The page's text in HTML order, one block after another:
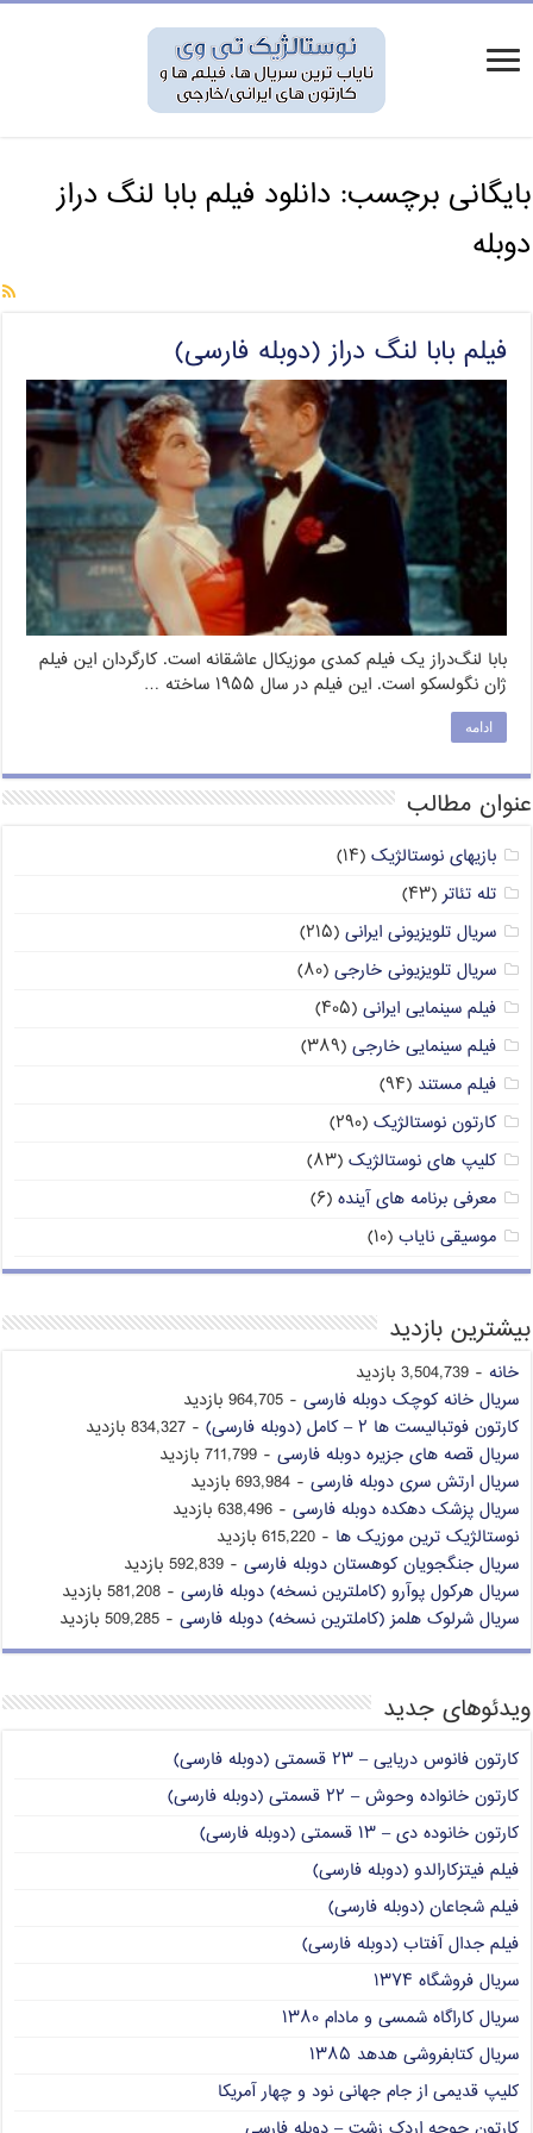
بایگانی برچسب: دانلود فیلم بابا لنگ دراز
دوبله
فیلم بابا لنگ دراز (دوبله فارسی)
بابا لنگ‌دراز یک فیلم کمدی موزیکال عاشقانه است. کارگردان این فیلم
ژان نگولسکو است. این فیلم در سال ۱۹۵۵ ساخته …
ادامه
عنوان مطالب
بازیهای نوستالژیک (۱۴)
تله تئاتر (۴۳)
سریال تلویزیونی ایرانی (۲۱۵)
سریال تلویزیونی خارجی (۸۰)
فیلم سینمایی ایرانی (۴۰۵)
فیلم سینمایی خارجی (۳۸۹)
فیلم مستند (۹۴)
کارتون نوستالژیک (۲۹۰)
کلیپ های نوستالژیک (۸۳)
معرفی برنامه های آینده (۶)
موسیقی نایاب (۱۰)
بیشترین بازدید
خانه - 3,504,739 بازدید
سریال خانه کوچک دوبله فارسی - 964,705 بازدید
کارتون فوتبالیست ها ۲ – کامل (دوبله فارسی)
- 834,327 بازدید
سریال قصه های جزیره دوبله فارسی - 711,799 بازدید
سریال ارتش سری دوبله فارسی - 693,984 بازدید
سریال پزشک دهکده دوبله فارسی - 638,496 بازدید
نوستالژیک ترین موزیک ها - 615,220 بازدید
سریال جنگجویان کوهستان دوبله فارسی - 592,839 بازدید
سریال هرکول پوآرو (کاملترین نسخه) دوبله فارسی - 581,208 بازدید
سریال شرلوک هلمز (کاملترین نسخه) دوبله فارسی - 509,285 بازدید
ویدئوهای جدید
کارتون فانوس دریایی – ۲۳ قسمتی (دوبله فارسی)
کارتون خانواده وحوش – ۲۲ قسمتی (دوبله فارسی)
کارتون خانوده دی – ۱۳ قسمتی (دوبله فارسی)
فیلم فیتزکارالدو (دوبله فارسی)
فیلم شجاعان (دوبله فارسی)
فیلم جدال آفتاب (دوبله فارسی)
سریال فروشگاه ۱۳۷۴
سریال کاراگاه شمسی و مادام ۱۳۸۰
سریال کتابفروشی هدهد ۱۳۸۵
کلیپ قدیمی از جام جهانی نود و چهار آمریکا